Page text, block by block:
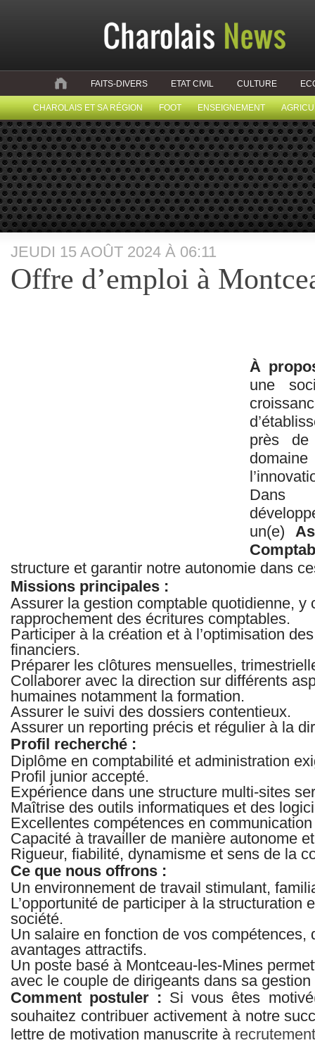
FAITS-DIVERS ETAT CIVIL CULTURE
CHAROLAIS ET SA RÉGION FOOT ENSEIGNEMENT
JEUDI 15 AOÛT 2024 À 06:11
Offre d’emploi à
À
une
près de
domaine
Dans
un(e)
structure et garantir notre autonomie dans
Missions principales :
Assurer la gestion comptable quotidienne, y
rapprochement des écritures comptables.
Participer à la création et à l’optimisation
financiers.
Préparer les clôtures mensuelles,
Collaborer avec la direction sur différents
humaines notamment la formation.
Assurer le suivi des dossiers contentieux.
Assurer un reporting précis et régulier à la
Profil recherché :
Diplôme en comptabilité et administration
Profil junior accepté.
Expérience dans une structure multi-sites
Maîtrise des outils informatiques et des
Excellentes compétences en
Capacité à travailler de manière autonome
Rigueur, fiabilité, dynamisme et sens de la
Ce que nous offrons :
Un environnement de travail stimulant,
L’opportunité de participer à la structuration
société.
Un salaire en fonction de vos compétences,
avantages attractifs.
Un poste basé à Montceau-les-Mines
avec le couple de dirigeants dans sa gestion
Comment postuler : Si vous êtes
souhaitez contribuer activement à notre
lettre de motivation manuscrite à